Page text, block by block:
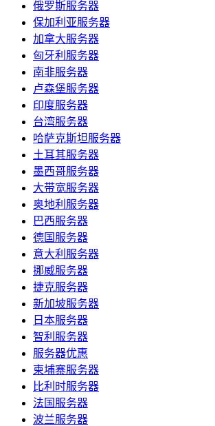
俄罗斯服务器
保加利亚服务器
加拿大服务器
匈牙利服务器
南非服务器
卢森堡服务器
印度服务器
台湾服务器
哈萨克斯坦服务器
土耳其服务器
墨西哥服务器
大带宽服务器
奥地利服务器
巴西服务器
德国服务器
意大利服务器
挪威服务器
捷克服务器
新加坡服务器
日本服务器
智利服务器
服务器优惠
柬埔寨服务器
比利时服务器
法国服务器
波兰服务器